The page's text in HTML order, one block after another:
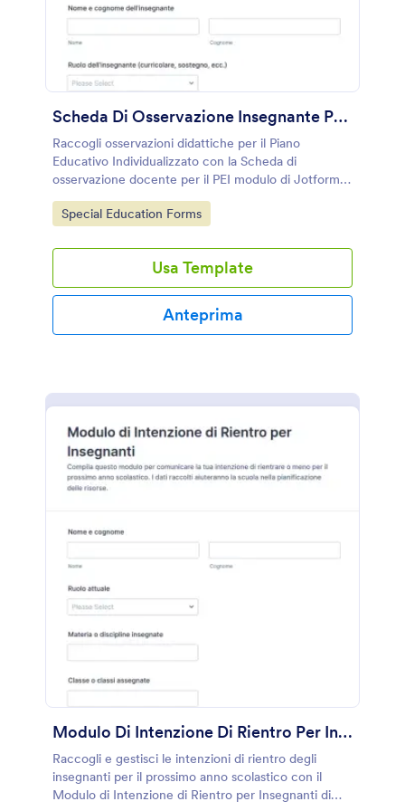
Scheda Di Osservazione Insegnante Per Piano Educativo Individualizzato
Raccogli osservazioni didattiche per il Piano
Educativo Individualizzato con la Scheda di
osservazione docente per il PEI modulo di Jotform,
ideale per scuole e insegnanti che vogliono
organizzare la raccolta dati in modo coerente.
Go to Category:
Special Education Forms
Usa Template
Anteprima
Modulo Di Intenzione Di Rientro Per Insegnanti
Raccogli e gestisci le intenzioni di rientro degli
insegnanti per il prossimo anno scolastico con il
Modulo di Intenzione di Rientro per Insegnanti di